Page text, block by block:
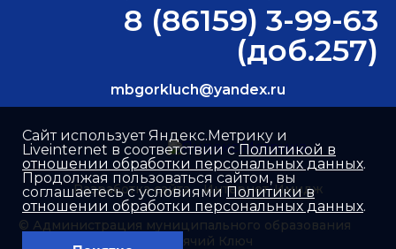
8 (86159) 3-99-63
(доб.257)
mbgorkluch@yandex.ru
© Администрация муниципального образования
город Горячий Ключ
Разработка сайта –Интернет-Имидж
Сайт использует Яндекс.Метрику и
Liveinternet в соответствии с Политикой в
отношении обработки персональных данных.
Продолжая пользоваться сайтом, вы
соглашаетесь с условиямиПолитики в
отношении обработки персональных данных.